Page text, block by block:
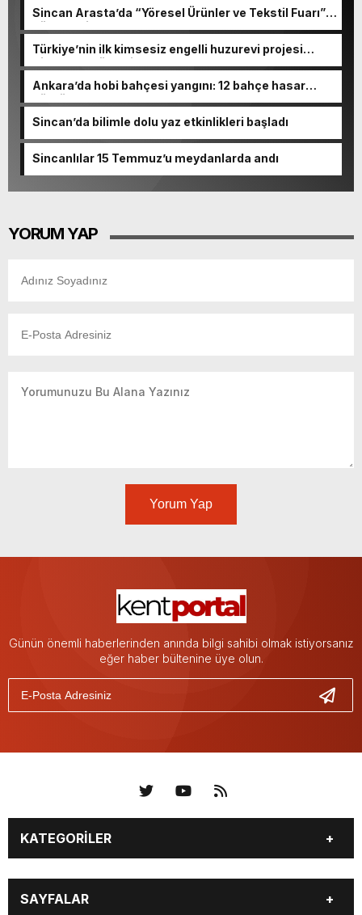
Sincan Arasta’da “Yöresel Ürünler ve Tekstil Fuarı”
düzenleniyor
Türkiye’nin ilk kimsesiz engelli huzurevi projesi
Sincan’da yükseliyor
Ankara’da hobi bahçesi yangını: 12 bahçe hasar
gördü
Sincan’da bilimle dolu yaz etkinlikleri başladı
Sincanlılar 15 Temmuz’u meydanlarda andı
YORUM YAP
Yorum Yap
Günün önemli haberlerinden anında bilgi sahibi olmak istiyorsanız
eğer haber bültenine üye olun.
KATEGORİLER
KÜNYE BİZE ULAŞIN
SAYFALAR